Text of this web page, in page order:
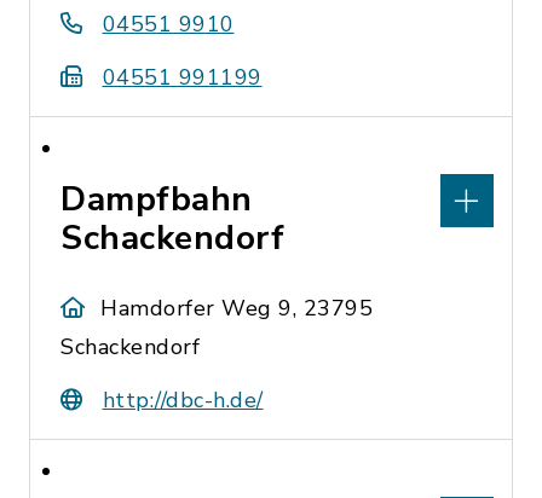
04551 9910
04551 991199
Dampfbahn
Schackendorf
Hamdorfer Weg 9, 23795
Schackendorf
http://dbc-h.de/